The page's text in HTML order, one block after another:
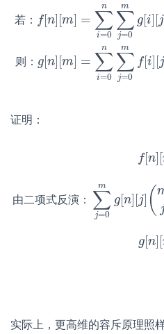
若： f[n][m]
则 ： g[n] [m]
= ∑
i=0
n ∑
j=0
m
g[i][j
= ∑
i=0
n ∑
j=0
m
f[i] [j
0n ∑j=
证明：
f[n][
由二项式反演 ： ∑
j=0
m
g[n] [j] (
g[n] [
n
实际上，更高维的容斥原理照